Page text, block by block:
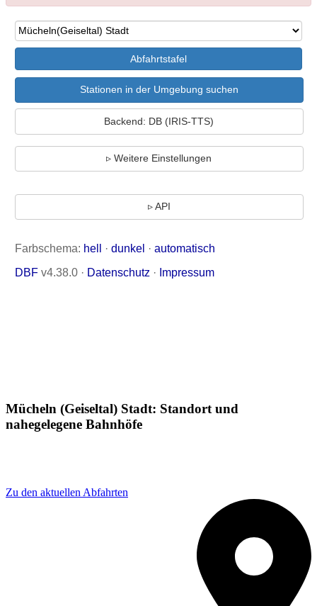
Mücheln (Geiseltal) Stadt: Standort und
nahegelegene Bahnhöfe
Zu den aktuellen Abfahrten